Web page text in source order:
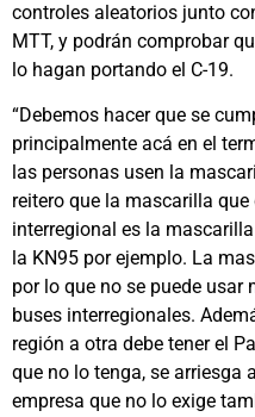
controles aleatorios junto
MTT, y podrán comprobar
lo hagan portando el C-19.
“Debemos hacer que se
principalmente acá en el
las personas usen la
reitero que la mascarilla
interregional es la
la KN95 por ejemplo. La
por lo que no se puede usar
buses interregionales.
región a otra debe tener el
que no lo tenga, se arriesga
empresa que no lo exige